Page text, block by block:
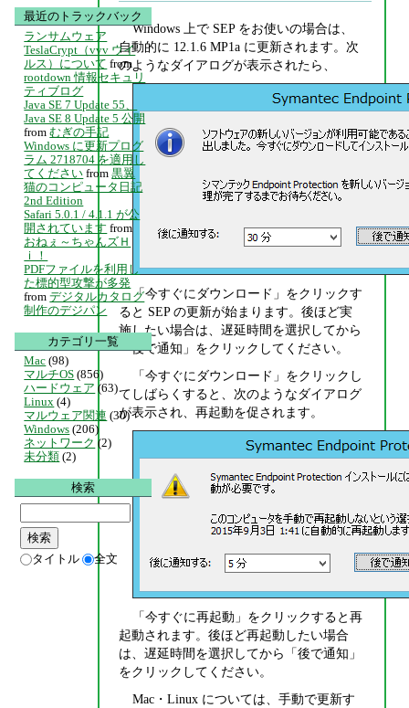
Windows 上で SEP をお使いの場合は、
自動的に 12.1.6 MP1a に更新されます。次
のようなダイアログが表示されたら、
「今すぐにダウンロード」をクリックす
ると SEP の更新が始まります。後ほど実
施したい場合は、遅延時間を選択してから
「後で通知」をクリックしてください。
「今すぐにダウンロード」をクリックし
てしばらくすると、次のようなダイアログ
が表示され、再起動を促されます。
「今すぐに再起動」をクリックすると再
起動されます。後ほど再起動したい場合
は、遅延時間を選択してから「後で通知」
をクリックしてください。
Mac・Linux については、手動で更新す
最近のトラックバック
ランサムウェア
TeslaCrypt（vvv ウイ
ルス）について from
rootdown 情報セキュリ
ティブログ
Java SE 7 Update 55、
Java SE 8 Update 5 公開
from むぎの手記
Windows に更新プログ
ラム 2718704 を適用し
てください from 黒翼
猫のコンピュータ日記
2nd Edition
Safari 5.0.1 / 4.1.1 が公
開されています from
おねぇ～ちゃんズＨ
ｉ！
PDFファイルを利用し
た標的型攻撃が多発
from デジタルカタログ
制作のデジパン
カテゴリ一覧
Mac (98)
マルチOS (856)
ハードウェア (63)
Linux (4)
マルウェア関連 (30)
Windows (206)
ネットワーク (2)
未分類 (2)
検索
タイトル 全文